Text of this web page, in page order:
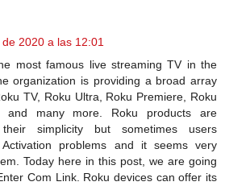
2020 a las 12:01
most famous live streaming TV in the
organization is providing a broad array
TV, Roku Ultra, Roku Premiere, Roku
and many more. Roku products are
simplicity but sometimes users
problems and it seems very
Today here in this post, we are going
Com Link. Roku devices can offer its